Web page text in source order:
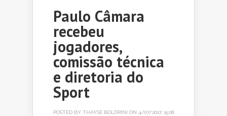
Paulo Câmara
recebeu
jogadores,
comissão técnica
e diretoria do
Sport
POSTED BY THAYSE BOLDRINI ON 4/07/2017, 15:06